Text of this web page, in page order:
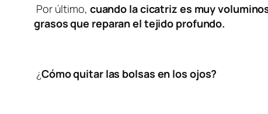
Por último, cuando la cicatriz es muy
grasos que reparan el tejido profundo.
¿Cómo quitar las bolsas en los ojos?